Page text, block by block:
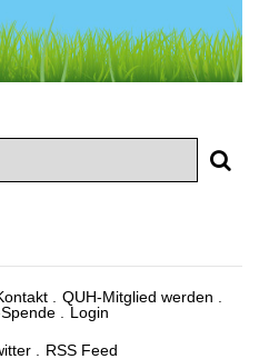
QUH-Mitglied werden
Login
RSS Feed